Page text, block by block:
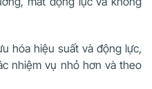
hóa hiệu suất và động lực,
nhiệm vụ nhỏ hơn và theo